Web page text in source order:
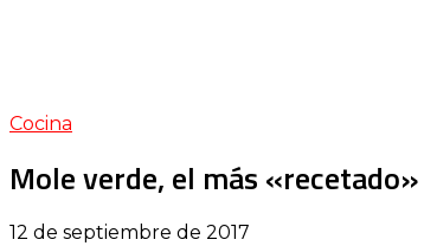
Cocina
Mole verde, el más «recetado»
12 de septiembre de 2017